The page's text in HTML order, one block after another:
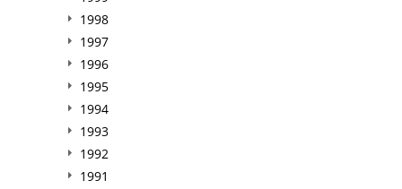
1998
1997
1996
1995
1994
1993
1992
1991